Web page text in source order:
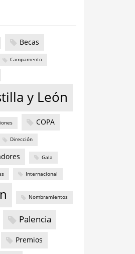
Becas
Campamento
y León
COPA
Dirección
Gala
Internacional
Nombramientos
Palencia
Premios